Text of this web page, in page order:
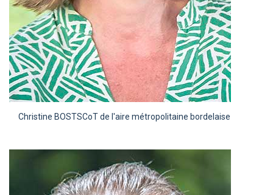
Christine BOSTSCoT de l'aire métropolitaine bordelaise